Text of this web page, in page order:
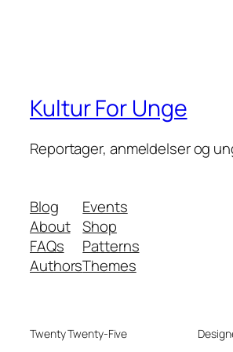
Kultur For Unge
Reportager, anmeldelser og
Blog
About
FAQs
Authors
Events
Shop
Patterns
Themes
Twenty Twenty-Five